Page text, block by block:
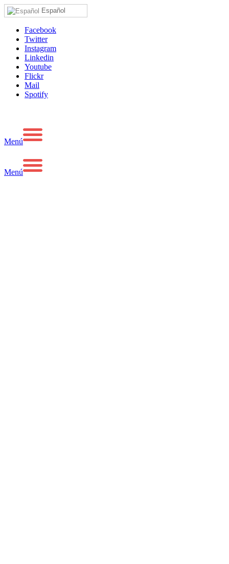
Español
Facebook
Twitter
Instagram
Linkedin
Youtube
Flickr
Mail
Spotify
Menú
Menú